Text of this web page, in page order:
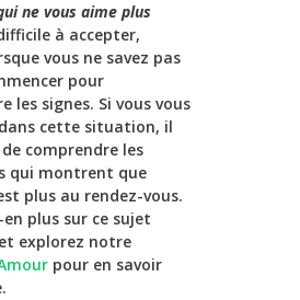
ne vous aime plus
à accepter,
vous ne savez pas
pour
les signes. Si vous vous
cette situation, il
comprendre les
qui montrent que
plus au rendez-vous.
en plus sur ce sujet
explorez notre
pour en savoir